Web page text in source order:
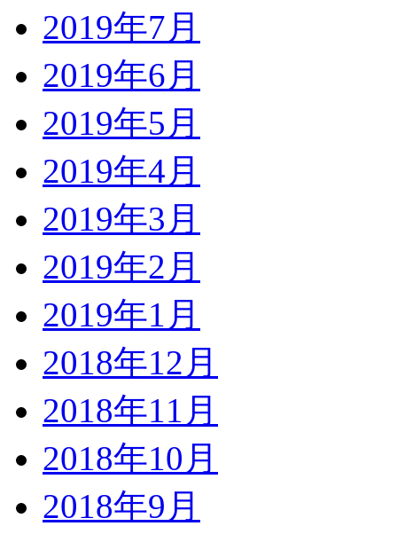
2019年7月
2019年6月
2019年5月
2019年4月
2019年3月
2019年2月
2019年1月
2018年12月
2018年11月
2018年10月
2018年9月